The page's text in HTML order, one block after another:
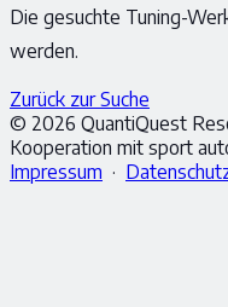
Die gesuchte Tuning-
werden.
Zurück zur Suche
© 2026 QuantiQuest
Kooperation mit sport
Impressum ·